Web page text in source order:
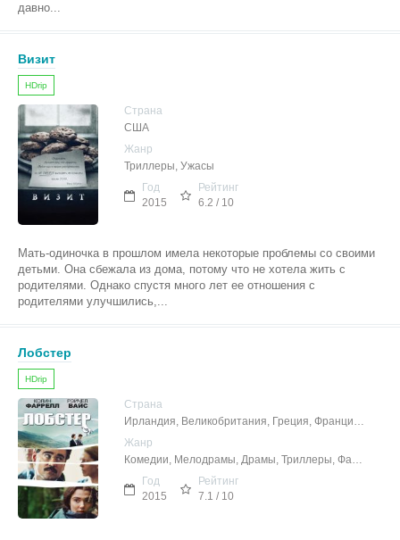
давно...
Визит
HDrip
Страна
США
Жанр
Триллеры, Ужасы
Год
2015
Рейтинг
6.2 / 10
Мать-одиночка в прошлом имела некоторые проблемы со своими
детьми. Она сбежала из дома, потому что не хотела жить с
родителями. Однако спустя много лет ее отношения с
родителями улучшились,...
Лобстер
HDrip
Страна
Ирландия, Великобритания, Греция, Франция, Нидерланды
Жанр
Комедии, Мелодрамы, Драмы, Триллеры, Фантастика
Год
2015
Рейтинг
7.1 / 10